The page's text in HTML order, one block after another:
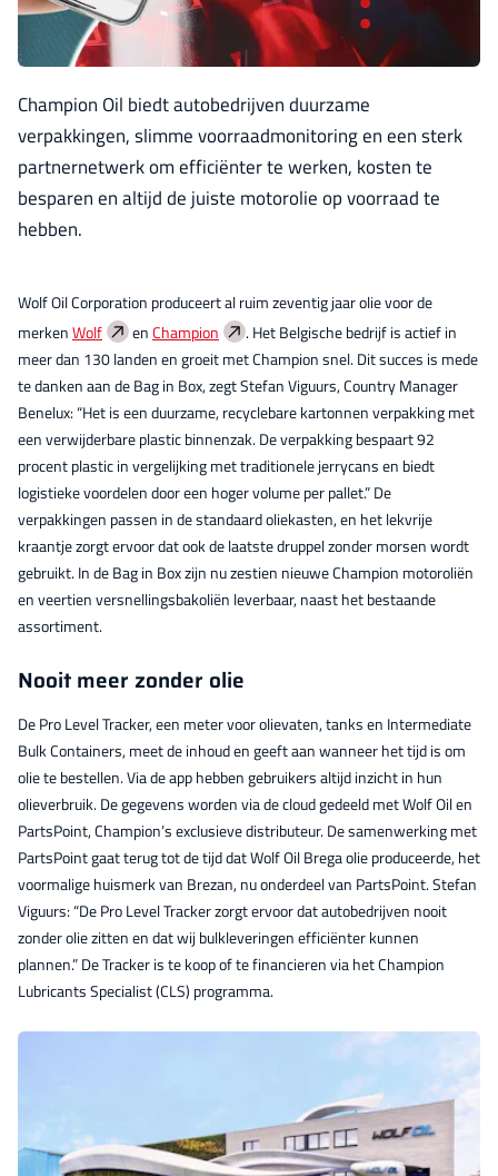
Champion Oil biedt autobedrijven duurzame
verpakkingen, slimme voorraadmonitoring en een sterk
partnernetwerk om efficiënter te werken, kosten te
besparen en altijd de juiste motorolie op voorraad te
hebben.
Wolf Oil Corporation produceert al ruim zeventig jaar olie voor de
merkenWolf enChampion
. Het Belgische bedrijf is actief in
meer dan 130 landen en groeit met Champion snel. Dit succes is mede
te danken aan de Bag in Box, zegt Stefan Viguurs, Country Manager
Benelux: “Het is een duurzame, recyclebare kartonnen verpakking met
een verwijderbare plastic binnenzak. De verpakking bespaart 92
procent plastic in vergelijking met traditionele jerrycans en biedt
logistieke voordelen door een hoger volume per pallet.” De
verpakkingen passen in de standaard oliekasten, en het lekvrije
kraantje zorgt ervoor dat ook de laatste druppel zonder morsen wordt
gebruikt. In de Bag in Box zijn nu zestien nieuwe Champion motoroliën
en veertien versnellingsbakoliën leverbaar, naast het bestaande
assortiment.
Nooit meer zonder olie
De Pro Level Tracker, een meter voor olievaten, tanks en Intermediate
Bulk Containers, meet de inhoud en geeft aan wanneer het tijd is om
olie te bestellen. Via de app hebben gebruikers altijd inzicht in hun
olieverbruik. De gegevens worden via de cloud gedeeld met Wolf Oil en
PartsPoint, Champion’s exclusieve distributeur. De samenwerking met
PartsPoint gaat terug tot de tijd dat Wolf Oil Brega olie produceerde, het
voormalige huismerk van Brezan, nu onderdeel van PartsPoint. Stefan
Viguurs: “De Pro Level Tracker zorgt ervoor dat autobedrijven nooit
zonder olie zitten en dat wij bulkleveringen efficiënter kunnen
plannen.” De Tracker is te koop of te financieren via het Champion
Lubricants Specialist (CLS) programma.